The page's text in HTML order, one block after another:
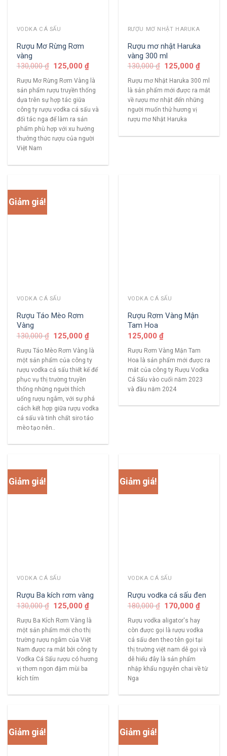
VODKA CÁ SẤU
Rượu Mơ Rừng Rơm
vàng
130,000₫ 125,000₫
Rượu Mơ Rừng Rơm Vàng là
sản phẩm rượu truyền thống
dựa trên sự hợp tác giữa
công ty rượu vodka cá sấu và
đối tác nga để làm ra sản
phẩm phù hợp với xu hướng
thưởng thức rượu của người
Việt Nam
RƯỢU MƠ NHẬT HARUKA
Rượu mơ nhật Haruka
vàng 300 ml
130,000₫ 125,000₫
Rượu mơ Nhật Haruka 300 ml
là sản phẩm mới được ra mắt
về rượu mơ nhật đến những
người muốn thử hương vị
rượu mơ Nhật Haruka
Giảm giá!
VODKA CÁ SẤU
Rượu Táo Mèo Rơm
Vàng
130,000₫ 125,000₫
Rượu Táo Mèo Rơm Vàng là
một sản phẩm của công ty
rượu vodka cá sấu thiết kế để
phục vụ thị trường truyền
thống những người thích
uống rượu ngâm, với sự phá
cách kết hợp giữa rượu vodka
cá sấu và tinh chất siro táo
mèo tạo nên..
VODKA CÁ SẤU
Rượu Rơm Vàng Mận
Tam Hoa
125,000 ₫
Rượu Rơm Vàng Mận Tam
Hoa là sản phẩm mới được ra
mắt của công ty Rượu Vodka
Cá Sấu vào cuối năm 2023
và đầu năm 2024
Giảm giá!
VODKA CÁ SẤU
Rượu Ba kích rơm vàng
130,000₫ 125,000₫
Rượu Ba Kích Rơm Vàng là
một sản phẩm mới cho thị
trường rượu ngâm của Việt
Nam được ra mắt bởi công ty
Vodka Cá Sấu rượu có hương
vị thơm ngon đậm mùi ba
kích tím
Giảm giá!
VODKA CÁ SẤU
Rượu vodka cá sấu đen
180,000₫ 170,000₫
Rượu vodka aligator's hay
còn được gọi là rượu vodka
cá sấu đen theo tên gọi tại
thị trường việt nam dễ gọi và
dễ hiểu đây là sản phẩm
nhập khẩu nguyên chai về từ
Nga
Giảm giá! Giảm giá!